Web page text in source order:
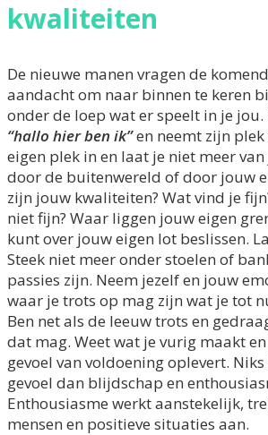
kwaliteiten
De nieuwe manen vragen de
aandacht om naar binnen te keren
onder de loep wat er speelt in je
“hallo hier ben ik”en neemt zijn
eigen plek in en laat je niet meer
door de buitenwereld of door jouw
zijn jouw kwaliteiten? Wat vind je
niet fijn? Waar liggen jouw eigen
kunt over jouw eigen lot beslissen.
Steek niet meer onder stoelen of
passies zijn. Neem jezelf en jouw
waar je trots op mag zijn wat je tot
Ben net als de leeuw trots en
dat mag. Weet wat je vurig maakt
gevoel van voldoening oplevert.
gevoel dan blijdschap en
Enthousiasme werkt aanstekelijk,
mensen en positieve situaties aan.